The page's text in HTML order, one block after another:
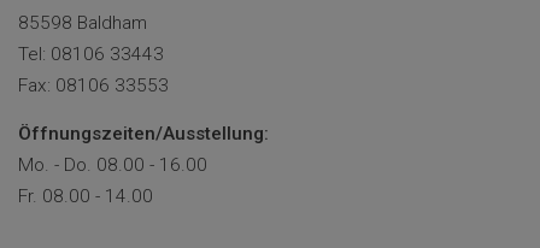
85598 Baldham
Tel: 08106 33443
Fax: 08106 33553
Öffnungszeiten/Ausstellung:
Mo. - Do. 08.00 - 16.00
Fr. 08.00 - 14.00